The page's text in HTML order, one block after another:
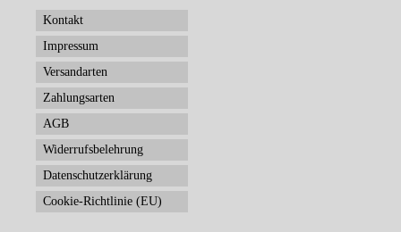
Kontakt
Impressum
Versandarten
Zahlungsarten
AGB
Widerrufsbelehrung
Datenschutzerklärung
Cookie-Richtlinie (EU)